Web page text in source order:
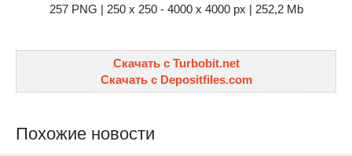
257 PNG | 250 x 250 - 4000 x 4000 px | 252,2 Mb
Скачать с Turbobit.net
Скачать с Depositfiles.com
Похожие новости